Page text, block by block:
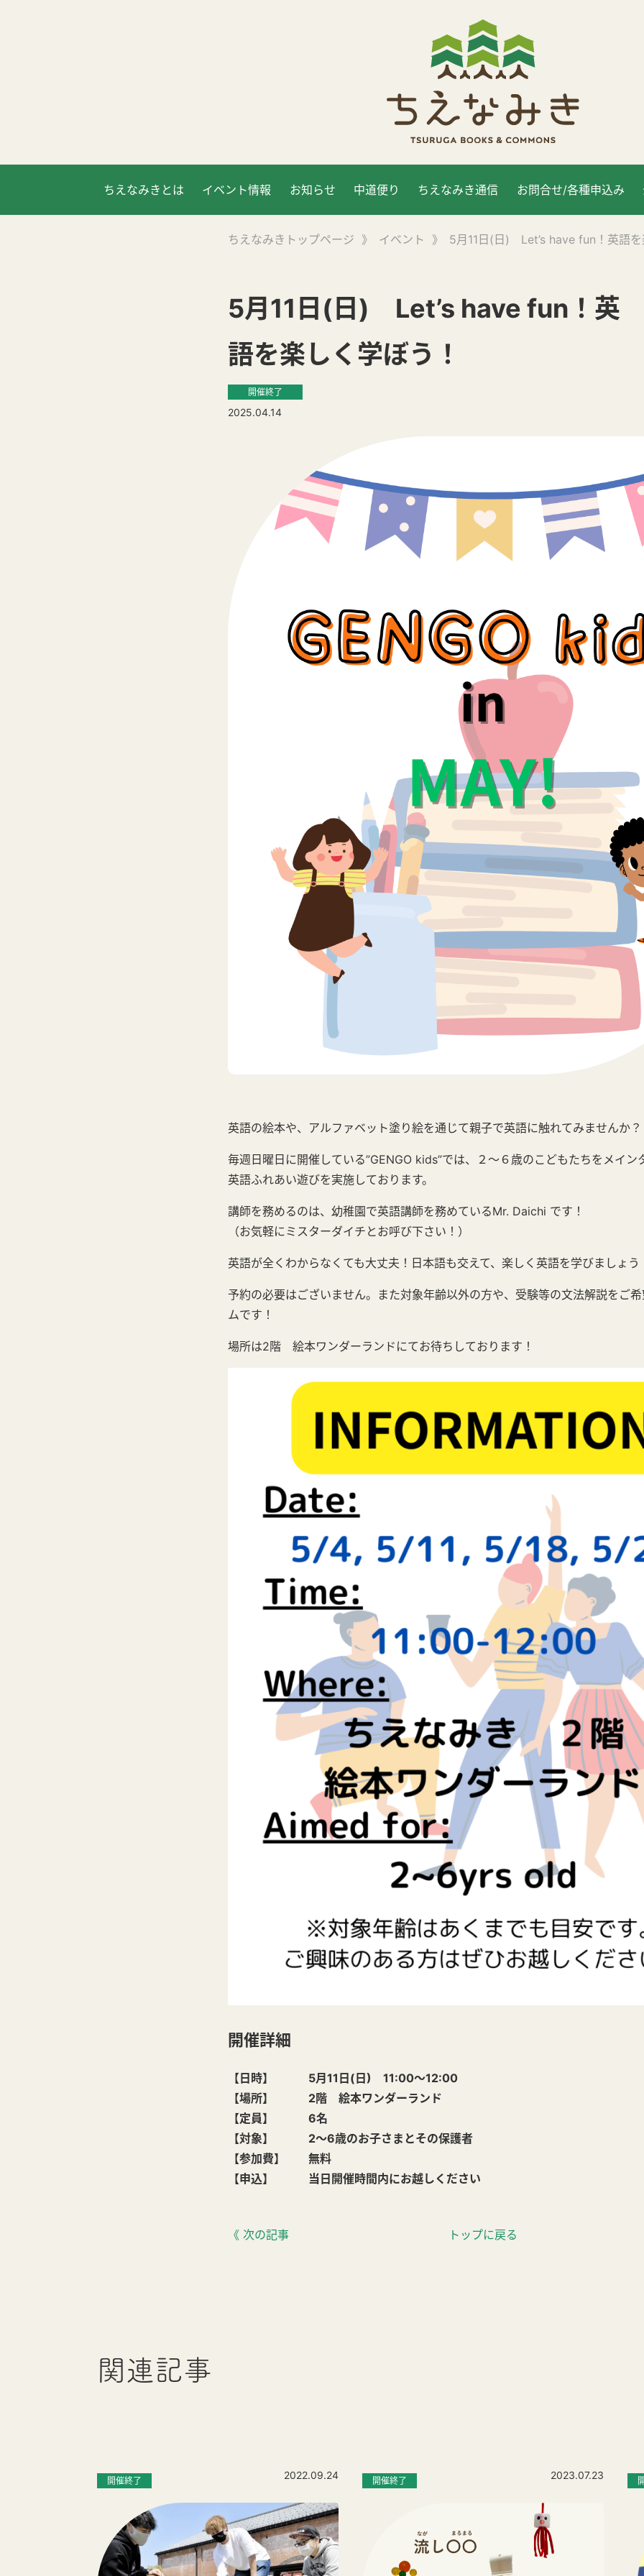
ちえなみきとは イベント情報 お知らせ 中道便り ちえなみき通信 お問合せ/各種申込み
ちえなみきトップページ 》 イベント 》 5月11日(日) Let’s have fun！英語を
5月11日(日) Let’s have fun！英
語を楽しく学ぼう！
開催終了
2025.04.14
英語の絵本や、アルファベット塗り絵を通じて親子で英語に触れてみませんか？
毎週日曜日に開催している”GENGO kids”では、２〜６歳のこどもたちをメイン
英語ふれあい遊びを実施しております。
講師を務めるのは、幼稚園で英語講師を務めているMr. Daichi です！
（お気軽にミスターダイチとお呼び下さい！）
英語が全くわからなくても大丈夫！日本語も交えて、楽しく英語を学びましょう
予約の必要はございません。また対象年齢以外の方や、受験等の文法解説をご
ムです！
場所は2階 絵本ワンダーランドにてお待ちしております！
開催詳細
【日時】 5月11日(日) 11:00～12:00
【場所】 2階 絵本ワンダーランド
【定員】 6名
【対象】 2～6歳のお子さまとその保護者
【参加費】 無料
【申込】 当日開催時間内にお越しください
《 次の記事 トップに戻る
関連記事
開催終了 2022.09.24 開催終了 2023.07.23